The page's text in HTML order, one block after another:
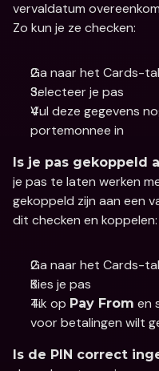
vervaldatum
Zo kun je ze checken:
Ga naar het Cards-
Selecteer je pas
Vul deze gegevens
portemonnee in
Is je pas gekoppeld
je pas te laten werken
gekoppeld zijn aan een
dit checken en koppelen:
Ga naar het Cards-
Kies je pas
Tik op Pay From en
voor betalingen wilt
Is de PIN correct